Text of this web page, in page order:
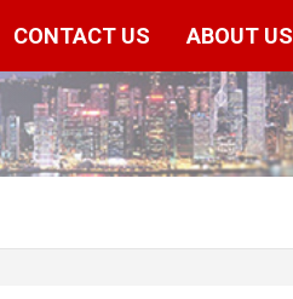
CONTACT US ABOUT US